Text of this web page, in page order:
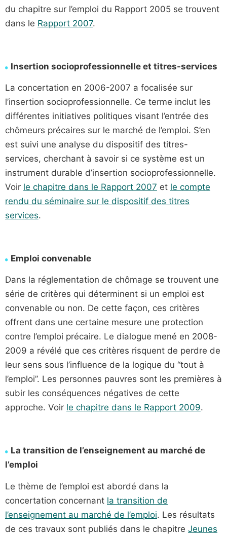
du chapitre sur l’emploi du Rapport 2005 se trouvent
dans le Rapport 2007.
Insertion socioprofessionnelle et titres-services
La concertation en 2006-2007 a focalisée sur
l’insertion socioprofessionnelle. Ce terme inclut les
différentes initiatives politiques visant l’entrée des
chômeurs précaires sur le marché de l’emploi. S’en
est suivi une analyse du dispositif des titres-
services, cherchant à savoir si ce système est un
instrument durable d’insertion socioprofessionnelle.
Voir le chapitre dans le Rapport 2007 et le compte
rendu du séminaire sur le dispositif des titres
services.
Emploi convenable
Dans la réglementation de chômage se trouvent une
série de critères qui déterminent si un emploi est
convenable ou non. De cette façon, ces critères
offrent dans une certaine mesure une protection
contre l’emploi précaire. Le dialogue mené en 2008-
2009 a révélé que ces critères risquent de perdre de
leur sens sous l’influence de la logique du “tout à
l’emploi”. Les personnes pauvres sont les premières à
subir les conséquences négatives de cette
approche. Voir le chapitre dans le Rapport 2009.
La transition de l’enseignement au marché de
l’emploi
Le thème de l’emploi est abordé dans la
concertation concernant la transition de
l’enseignement au marché de l’emploi. Les résultats
de ces travaux sont publiés dans le chapitre Jeunes